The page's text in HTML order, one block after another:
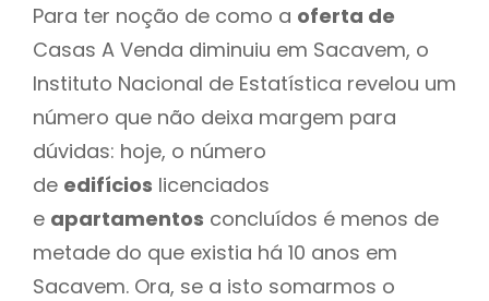
Para ter noção de como a oferta de
Casas A Venda diminuiu em Sacavem, o
Instituto Nacional de Estatística revelou um
número que não deixa margem para
dúvidas: hoje, o número
de edifícios licenciados
e apartamentos concluídos é menos de
metade do que existia há 10 anos em
Sacavem. Ora, se a isto somarmos o